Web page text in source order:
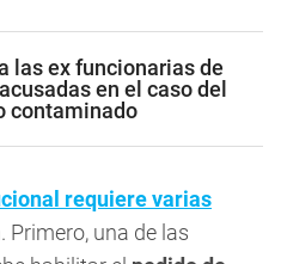
las ex funcionarias de
en el caso del
contaminado
requiere varias
Primero, una de las